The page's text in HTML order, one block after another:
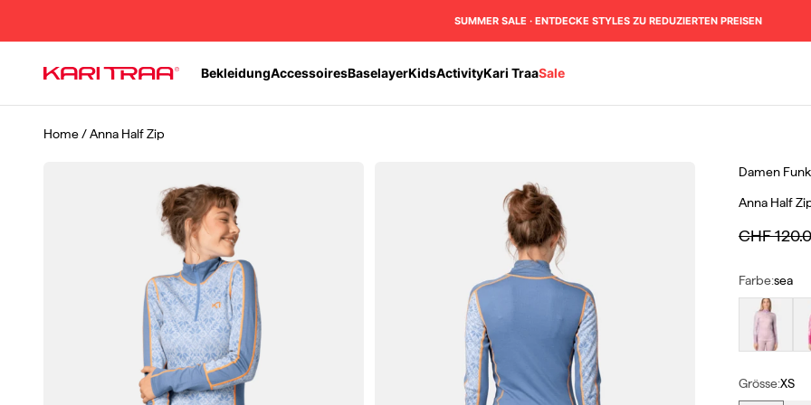
SUMMER SALE · ENTDECKE STYLES ZU REDUZIERTEN PREISEN
BekleidungAccessoiresBaselayerKidsActivityKari TraaSale
Kari Traa
Home/Anna Half Zip
Damen
Anna Half
CHF
Farbe:sea
bloom
Grösse:XS